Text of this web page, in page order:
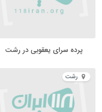
پرده سرای یعقوبی در رشت
رشت